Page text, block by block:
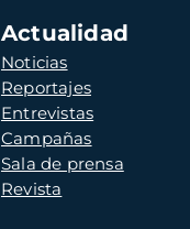
Actualidad
Noticias
Reportajes
Entrevistas
Campañas
Sala de prensa
Revista